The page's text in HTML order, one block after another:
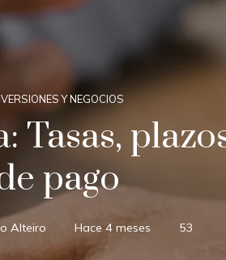
Y NEGOCIOS
pago
Alteiro Hace 4 meses 53